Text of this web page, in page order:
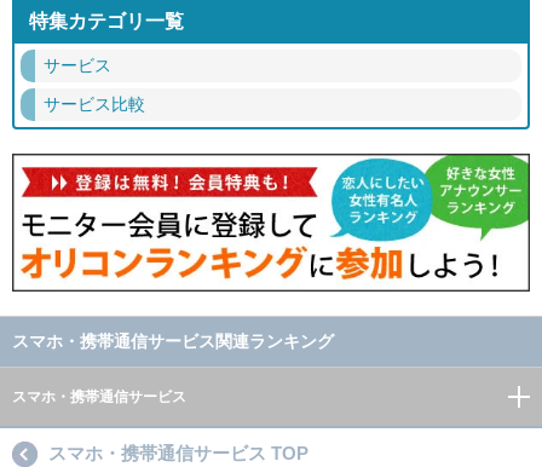
特集カテゴリ一覧
サービス
サービス比較
スマホ・携帯通信サービス関連ランキング
スマホ・携帯通信サービス
スマホ・携帯通信サービス TOP